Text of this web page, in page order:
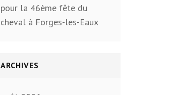
pour la 46ème fête du
cheval à Forges-les-Eaux
ARCHIVES